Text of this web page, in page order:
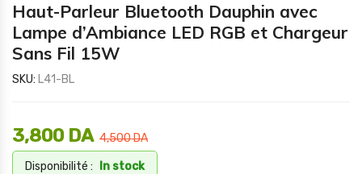
Haut-Parleur Bluetooth Dauphin avec
Lampe d’Ambiance LED RGB et Chargeur
Sans Fil 15W
SKU: L41-BL
4,500DA
3,800 DA
Disponibilité : In stock